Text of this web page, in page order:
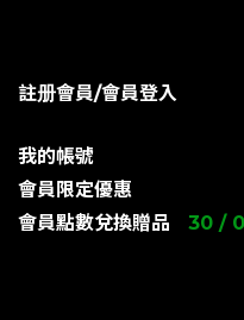
註册會員/會員登入
我的帳號
會員限定優惠
會員點數兌換贈品
30 /